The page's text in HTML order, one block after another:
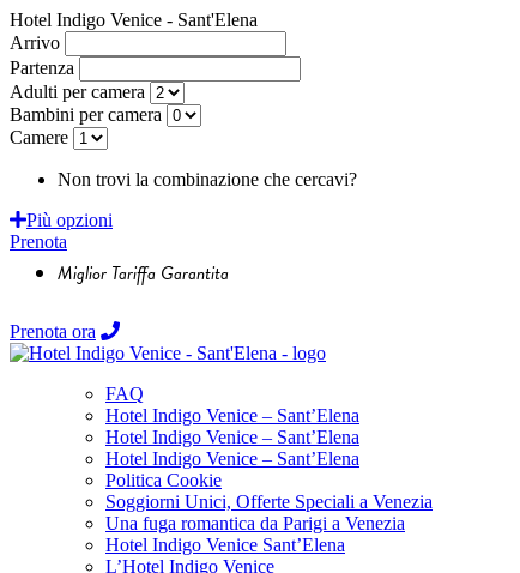
Hotel Indigo Venice - Sant'Elena
Arrivo
Partenza
Adulti per camera
Bambini per camera
Camere
Non trovi la combinazione che cercavi?
Più opzioni
Prenota
Miglior Tariffa Garantita
Prenota ora
FAQ
Hotel Indigo Venice – Sant’Elena
Hotel Indigo Venice – Sant’Elena
Hotel Indigo Venice – Sant’Elena
Politica Cookie
Soggiorni Unici, Offerte Speciali a Venezia
Una fuga romantica da Parigi a Venezia
Hotel Indigo Venice Sant’Elena
L’Hotel Indigo Venice